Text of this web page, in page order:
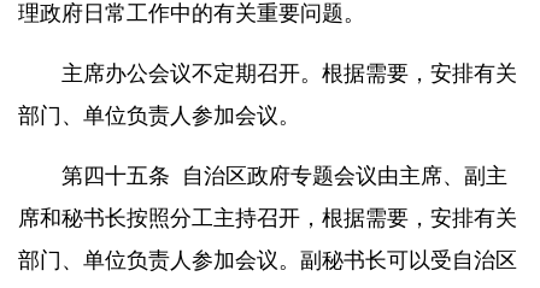
理政府日常工作中的有关重要问题。
主席办公会议不定期召开。根据需要，安排有关
部门、单位负责人参加会议。
第四十五条
自治区政府专题会议由主席、副主
席和秘书长按照分工主持召开，根据需要，安排有关
部门、单位负责人参加会议。副秘书长可以受自治区